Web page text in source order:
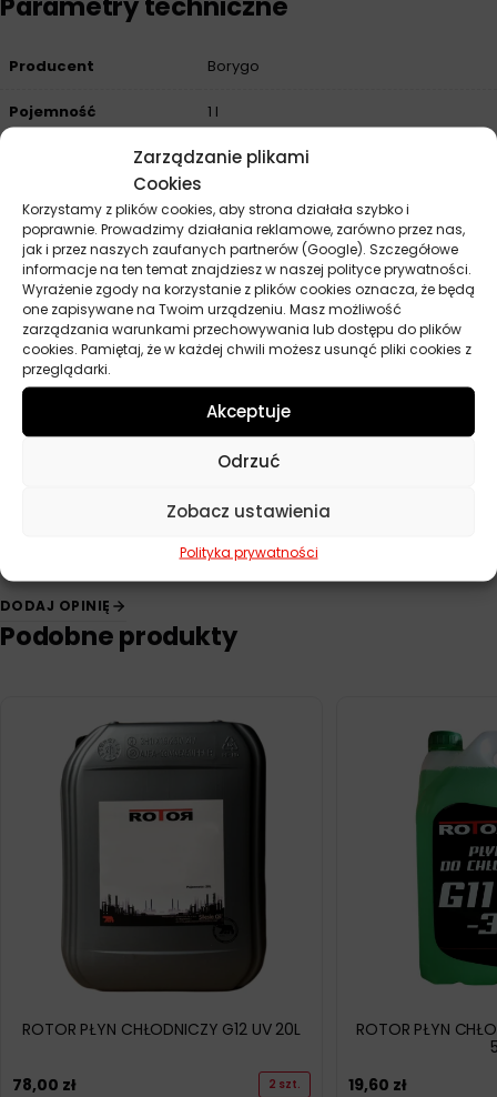
Zarządzanie plikami
Cookies
Korzystamy z plików cookies, aby strona działała szybko i
poprawnie. Prowadzimy działania reklamowe, zarówno przez nas,
jak i przez naszych zaufanych partnerów (Google). Szczegółowe
informacje na ten temat znajdziesz w naszej polityce prywatności.
Wyrażenie zgody na korzystanie z plików cookies oznacza, że będą
one zapisywane na Twoim urządzeniu. Masz możliwość
zarządzania warunkami przechowywania lub dostępu do plików
cookies. Pamiętaj, że w każdej chwili możesz usunąć pliki cookies z
przeglądarki.
Akceptuje
Odrzuć
Zobacz ustawienia
Polityka prywatności
Producent Borygo
Pojemność 1 l
Opinie
Na razie nie ma opinii o produkcie.
Dodaj opinię
Twoja ocena*
DODAJ OPINIĘ
Podobne produkty
ROTOR PŁYN CHŁODNICZY G12 UV 20L
78,00 zł 2 szt.
ROTOR PŁYN
19,60 zł